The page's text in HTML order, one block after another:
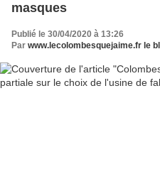
masques
Publié le 30/04/2020 à 13:26
Par www.lecolombesquejaime.fr le